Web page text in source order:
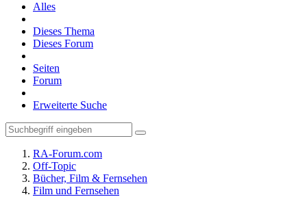
Alles
Dieses Thema
Dieses Forum
Seiten
Forum
Erweiterte Suche
RA-Forum.com
Off-Topic
Bücher, Film & Fernsehen
Film und Fernsehen